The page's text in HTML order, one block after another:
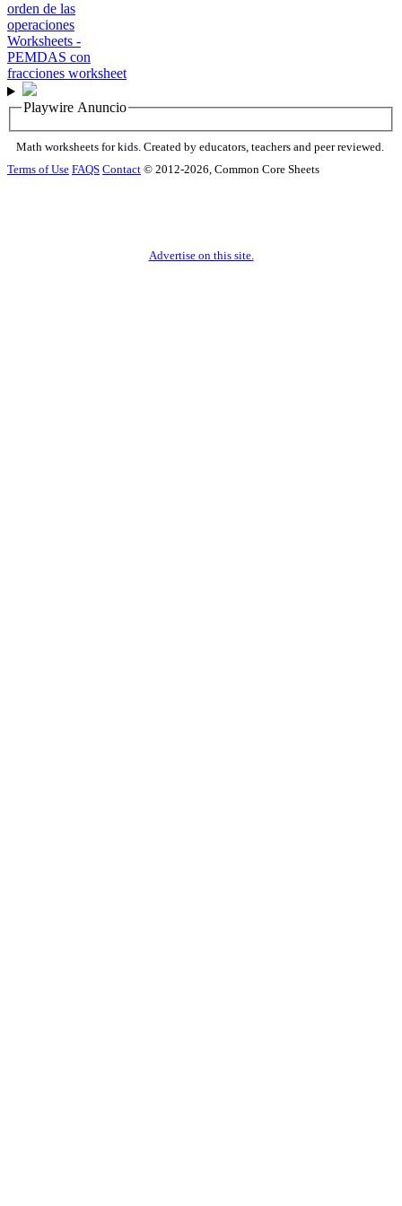
Playwire Anuncio
Math worksheets for kids. Created by educators, teachers and peer reviewed.
Terms of Use FAQS Contact © 2012-2026, Common Core Sheets
Advertise on this site.